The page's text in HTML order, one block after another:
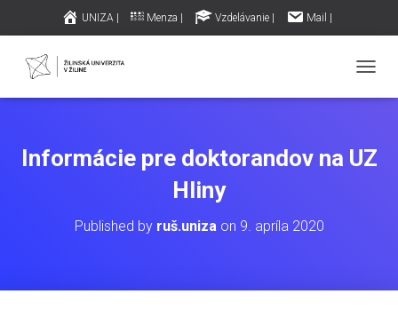
UNIZA | Menza | Vzdelávanie | Mail |
O
L
E
Informácie pre doktorandov na UZ
Hliny
Published by ruš.unizaon 9. apríla 2020